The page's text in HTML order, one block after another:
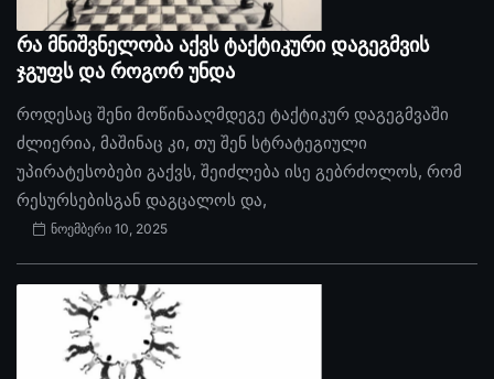
რა მნიშვნელობა აქვს ტაქტიკური დაგეგმვის
ჯგუფს და როგორ უნდა
როდესაც შენი მოწინააღმდეგე ტაქტიკურ დაგეგმვაში
ძლიერია, მაშინაც კი, თუ შენ სტრატეგიული
უპირატესობები გაქვს, შეიძლება ისე გებრძოლოს, რომ
რესურსებისგან დაგცალოს და,
ნოემბერი 10, 2025